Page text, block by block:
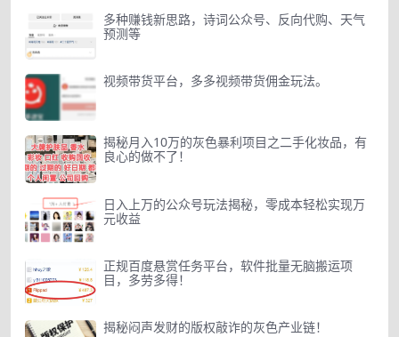
多种赚钱新思路，诗词公众号、反向代购、天气
预测等
视频带货平台，多多视频带货佣金玩法。
揭秘月入10万的灰色暴利项目之二手化妆品，有
良心的做不了！
日入上万的公众号玩法揭秘，零成本轻松实现万
元收益
正规百度悬赏任务平台，软件批量无脑搬运项
目，多劳多得！
揭秘闷声发财的版权敲诈的灰色产业链！